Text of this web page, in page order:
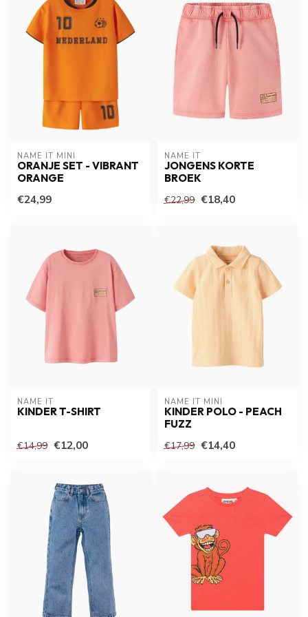
NAME IT MINI
ORANJE SET - VIBRANT
ORANGE
€24,99
NAME IT
JONGENS KORTE
BROEK
€22,99 €18,40
NAME IT
KINDER T-SHIRT
€14,99 €12,00
NAME IT MINI
KINDER POLO - PEACH
FUZZ
€17,99 €14,40